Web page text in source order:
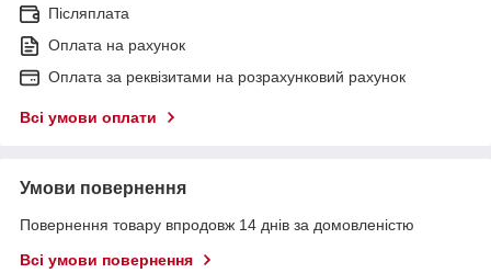
Післяплата
Оплата на рахунок
Оплата за реквізитами на розрахунковий рахунок
Всі умови оплати
Умови повернення
Повернення товару впродовж 14 днів за домовленістю
Всі умови повернення